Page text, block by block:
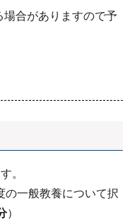
合がありますので予
。
の一般教養について択
）